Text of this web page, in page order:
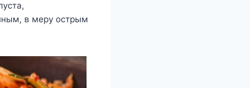
в меру острым